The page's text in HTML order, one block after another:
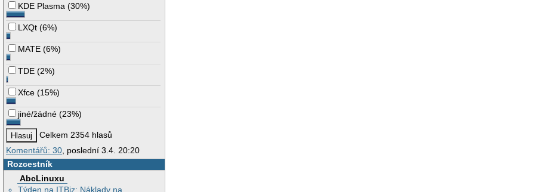
KDE Plasma (30%)
LXQt (6%)
MATE (6%)
TDE (2%)
Xfce (15%)
jiné/žádné (23%)
Celkem 2354 hlasů
Komentářů: 30 , poslední 3.4. 20:20
Rozcestník
AbcLinuxu
Týden na ITBiz: Náklady na